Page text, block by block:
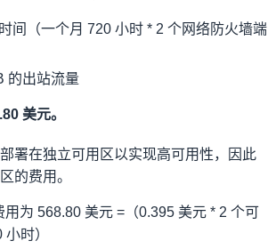
间（一个月 720 小时 * 2 个网络防火墙端
的出站流量
美元。
署在独立可用区以实现高可用性，因此
的费用。
为 568.80 美元 =（0.395 美元 * 2 个可
时）